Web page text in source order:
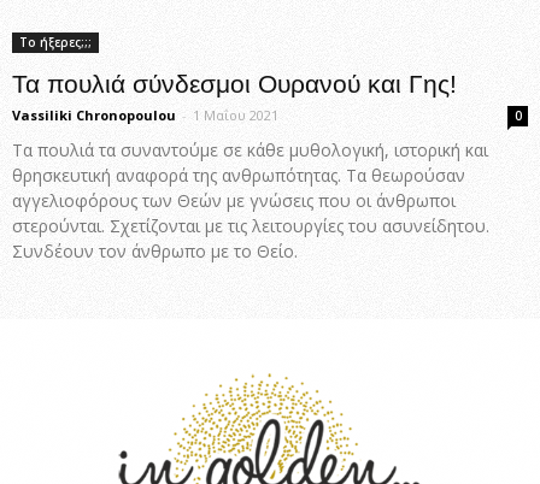
Το ήξερες;;;
Τα πουλιά σύνδεσμοι Ουρανού και Γης!
Vassiliki Chronopoulou - 1 Μαΐου 2021 0
Τα πουλιά τα συναντούμε σε κάθε μυθολογική, ιστορική και
θρησκευτική αναφορά της ανθρωπότητας. Τα θεωρούσαν
αγγελιοφόρους των Θεών με γνώσεις που οι άνθρωποι
στερούνται. Σχετίζονται με τις λειτουργίες του ασυνείδητου.
Συνδέουν τον άνθρωπο με το Θείο.